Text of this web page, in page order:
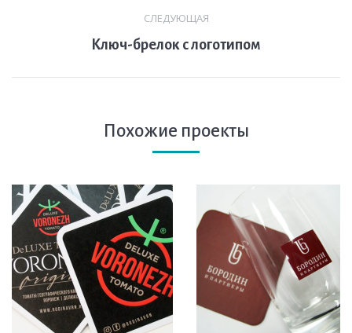
СЛЕДУЮЩАЯ
След.
Ключ-брелок с логотипом
Похожие проекты